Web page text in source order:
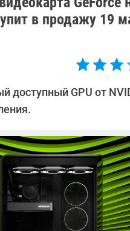
в продажу 19
доступный GPU от